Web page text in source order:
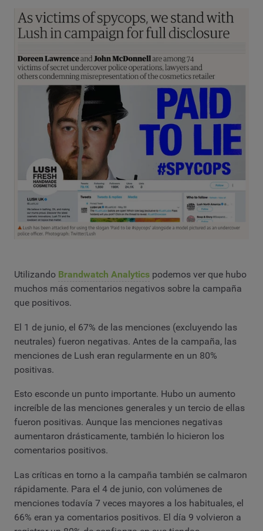
Utilizando Brandwatch Analytics podemos ver que hubo
muchos más comentarios negativos sobre la campaña
que positivos.
El 1 de junio, el 67% de las menciones (excluyendo las
neutrales) fueron negativas. Antes de la campaña, las
menciones de Lush eran regularmente en un 80%
positivas.
Esto esconde un punto importante. Hubo un aumento
increíble de las menciones generales y un tercio de ellas
fueron positivas. Aunque las menciones negativas
aumentaron drásticamente, también lo hicieron los
comentarios positivos.
Las críticas en torno a la campaña también se calmaron
rápidamente. Para el 4 de junio, con volúmenes de
menciones todavía 7 veces mayores a los habituales, el
66% eran ya comentarios positivos. El día 9 volvieron a